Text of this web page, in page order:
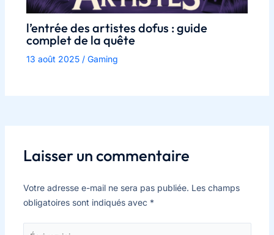
l’entrée des artistes dofus : guide
complet de la quête
13 août 2025 / Gaming
Laisser un commentaire
Votre adresse e-mail ne sera pas publiée. Les champs
obligatoires sont indiqués avec *
Écrivez